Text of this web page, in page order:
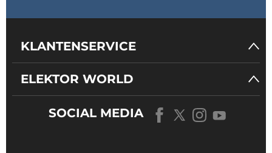
KLANTENSERVICE
ELEKTOR WORLD
SOCIAL MEDIA